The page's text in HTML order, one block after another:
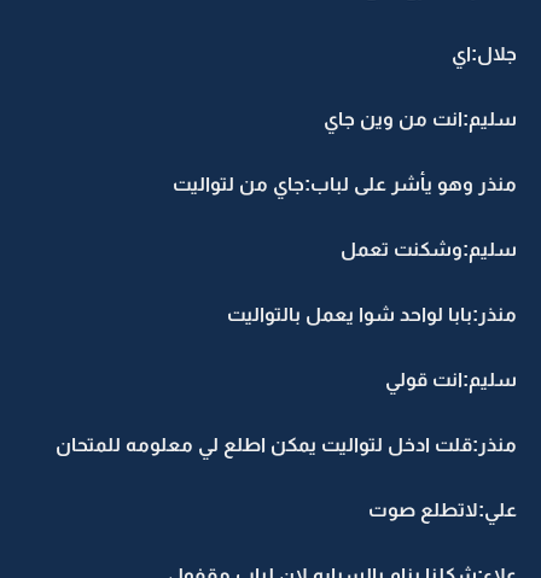
جلال:اي
سليم:انت من وين جاي
منذر وهو يأشر على لباب:جاي من لتواليت
سليم:وشكنت تعمل
منذر:بابا لواحد شوا يعمل بالتواليت
سليم:انت قولي
منذر:قلت ادخل لتواليت يمكن اطلع لي معلومه للمتحان
علي:لاتطلع صوت